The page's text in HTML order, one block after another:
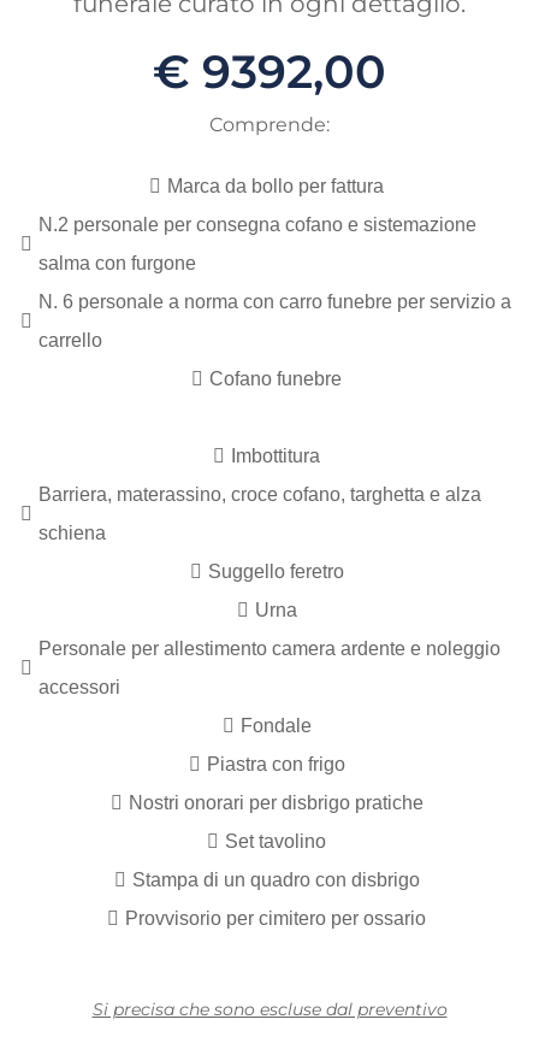
€ 9392,00
Comprende:
Marca da bollo per fattura
N.2 personale per consegna cofano e sistemazione
salma con furgone
N. 6 personale a norma con carro funebre per servizio a
carrello
Cofano funebre
Imbottitura
Barriera, materassino, croce cofano, targhetta e alza
schiena
Suggello feretro
Urna
Personale per allestimento camera ardente e noleggio
accessori
Fondale
Piastra con frigo
Nostri onorari per disbrigo pratiche
Set tavolino
Stampa di un quadro con disbrigo
Provvisorio per cimitero per ossario
Si precisa che sono escluse dal preventivo